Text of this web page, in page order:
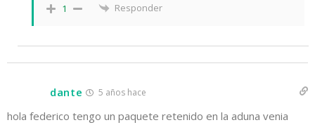
1 Responder
dante 5 años hace
hola federico tengo un paquete retenido en la aduna venia